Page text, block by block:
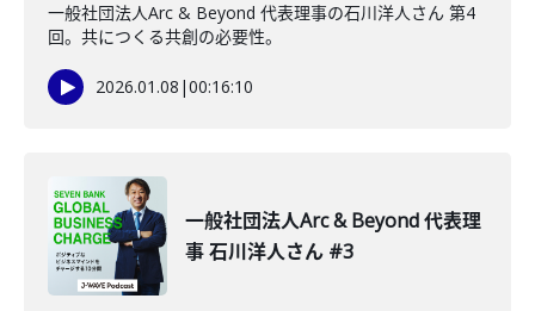
一般社団法人Arc & Beyond 代表理事の石川洋人さん 第4
回。共につくる共創の必要性。
2026.01.08 |00:16:10
一般社団法人Arc & Beyond 代表理
事 石川洋人さん #3